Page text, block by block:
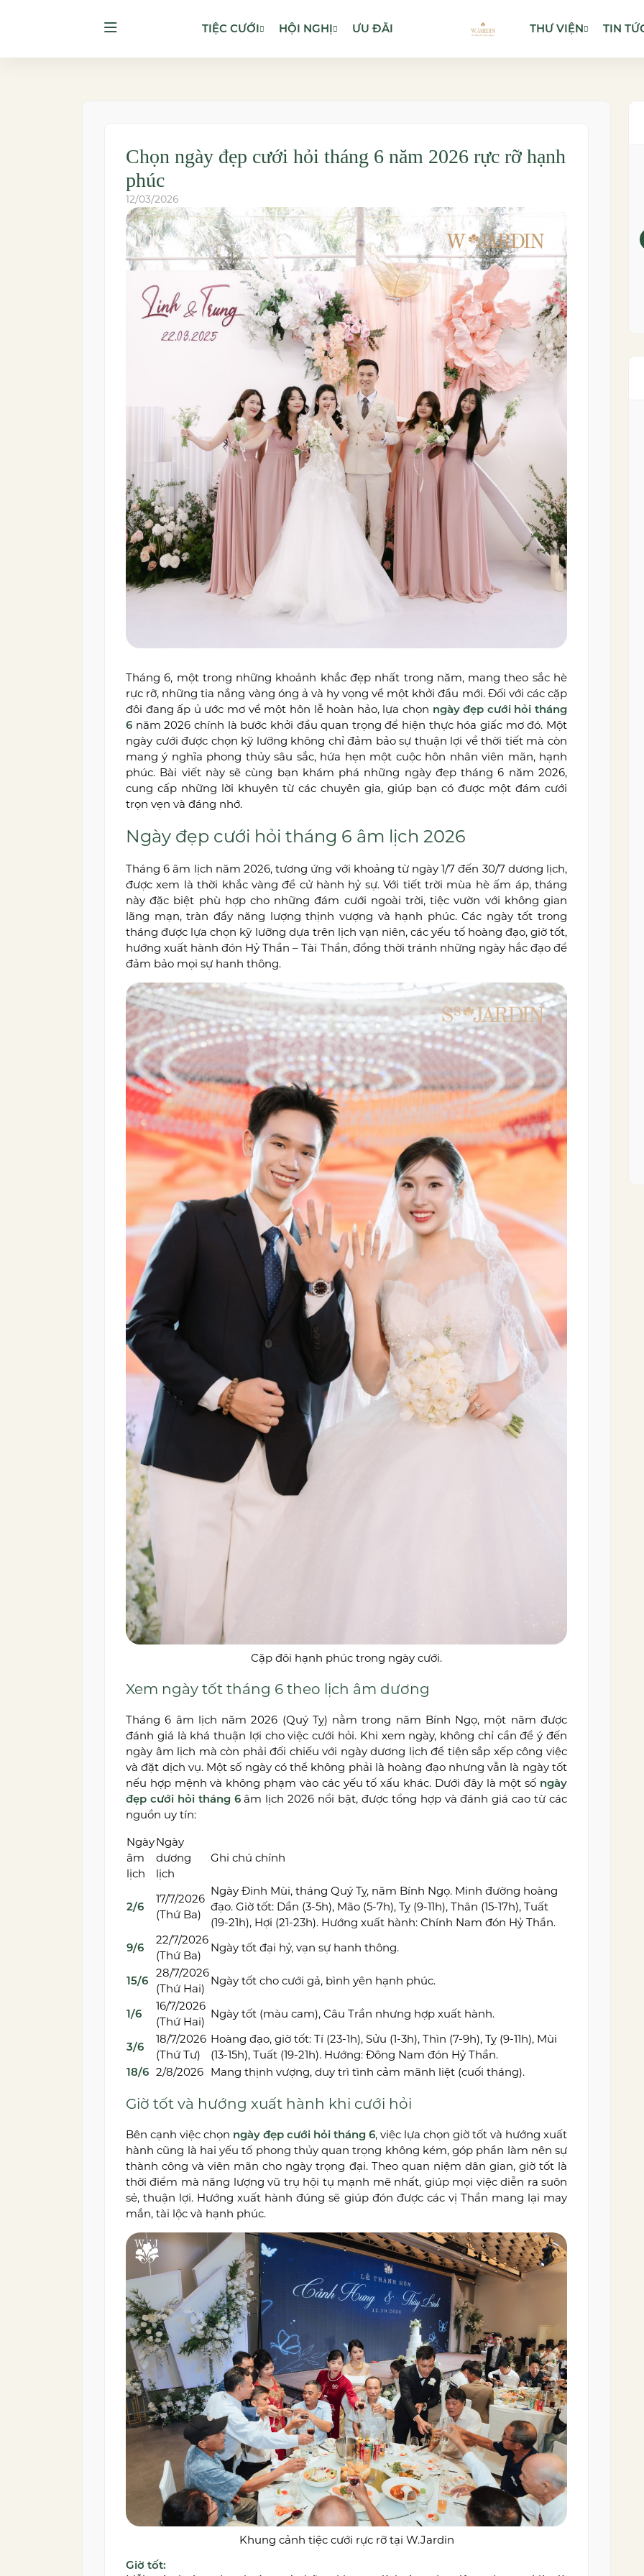
TIỆC CƯỚI HỘI NGHỊ ƯU ĐÃI THƯ VIỆN TIN
Chọn ngày đẹp cưới hỏi tháng 6 năm 2026 rực rỡ hạnh
phúc
12/03/2026
Tháng 6, một trong những khoảnh khắc đẹp nhất trong năm, mang theo sắc hè
rực rỡ, những tia nắng vàng óng ả và hy vọng về một khởi đầu mới. Đối với các cặp
đôi đang ấp ủ ước mơ về một hôn lễ hoàn hảo, lựa chọn ngày đẹp cưới hỏi tháng
6 năm 2026 chính là bước khởi đầu quan trọng để hiện thực hóa giấc mơ đó. Một
ngày cưới được chọn kỹ lưỡng không chỉ đảm bảo sự thuận lợi về thời tiết mà còn
mang ý nghĩa phong thủy sâu sắc, hứa hẹn một cuộc hôn nhân viên mãn, hạnh
phúc. Bài viết này sẽ cùng bạn khám phá những ngày đẹp tháng 6 năm 2026,
cung cấp những lời khuyên từ các chuyên gia, giúp bạn có được một đám cưới
trọn vẹn và đáng nhớ.
Ngày đẹp cưới hỏi tháng 6 âm lịch 2026
Tháng 6 âm lịch năm 2026, tương ứng với khoảng từ ngày 1/7 đến 30/7 dương lịch,
được xem là thời khắc vàng để cử hành hỷ sự. Với tiết trời mùa hè ấm áp, tháng
này đặc biệt phù hợp cho những đám cưới ngoài trời, tiệc vườn với không gian
lãng mạn, tràn đầy năng lượng thịnh vượng và hạnh phúc. Các ngày tốt trong
tháng được lựa chọn kỹ lưỡng dựa trên lịch vạn niên, các yếu tố hoàng đạo, giờ tốt,
hướng xuất hành đón Hỷ Thần – Tài Thần, đồng thời tránh những ngày hắc đạo để
đảm bảo mọi sự hanh thông.
Cặp đôi hạnh phúc trong ngày cưới.
Xem ngày tốt tháng 6 theo lịch âm dương
Tháng 6 âm lịch năm 2026 (Quý Tỵ) nằm trong năm Bính Ngọ, một năm được
đánh giá là khá thuận lợi cho việc cưới hỏi. Khi xem ngày, không chỉ cần để ý đến
ngày âm lịch mà còn phải đối chiếu với ngày dương lịch để tiện sắp xếp công việc
và đặt dịch vụ. Một số ngày có thể không phải là hoàng đạo nhưng vẫn là ngày tốt
nếu hợp mệnh và không phạm vào các yếu tố xấu khác. Dưới đây là một số ngày
đẹp cưới hỏi tháng 6âm lịch 2026 nổi bật, được tổng hợp và đánh giá cao từ các
nguồn uy tín:
Ngày
âm
lịch
Ngày
dương
lịch
Ghi chú chính
2/6
17/7/2026
(Thứ Ba)
Ngày Đinh Mùi, tháng Quý Tỵ, năm Bính Ngọ. Minh đường hoàng
đạo. Giờ tốt: Dần (3-5h), Mão (5-7h), Tỵ (9-11h), Thân (15-17h), Tuất
(19-21h), Hợi (21-23h). Hướng xuất hành: Chính Nam đón Hỷ Thần.
9/6
22/7/2026
(Thứ Ba)
Ngày tốt đại hỷ, vạn sự hanh thông.
15/6
28/7/2026
(Thứ Hai)
Ngày tốt cho cưới gả, bình yên hạnh phúc.
1/6
16/7/2026
(Thứ Hai)
Ngày tốt (màu cam), Câu Trần nhưng hợp xuất hành.
3/6
18/7/2026
(Thứ Tư)
Hoàng đạo, giờ tốt: Tí (23-1h), Sửu (1-3h), Thìn (7-9h), Tỵ (9-11h), Mùi
(13-15h), Tuất (19-21h). Hướng: Đông Nam đón Hỷ Thần.
18/6 2/8/2026 Mang thịnh vượng, duy trì tình cảm mãnh liệt (cuối tháng).
Giờ tốt và hướng xuất hành khi cưới hỏi
Bên cạnh việc chọn ngày đẹp cưới hỏi tháng 6, việc lựa chọn giờ tốt và hướng xuất
hành cũng là hai yếu tố phong thủy quan trọng không kém, góp phần làm nên sự
thành công và viên mãn cho ngày trọng đại. Theo quan niệm dân gian, giờ tốt là
thời điểm mà năng lượng vũ trụ hội tụ mạnh mẽ nhất, giúp mọi việc diễn ra suôn
sẻ, thuận lợi. Hướng xuất hành đúng sẽ giúp đón được các vị Thần mang lại may
mắn, tài lộc và hạnh phúc.
Khung cảnh tiệc cưới rực rỡ tại W.Jardin
Giờ tốt: